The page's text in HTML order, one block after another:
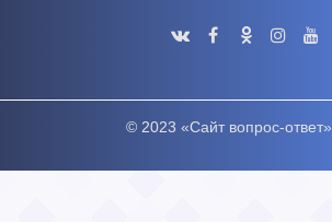
© 2023 «Сайт вопрос-ответ»